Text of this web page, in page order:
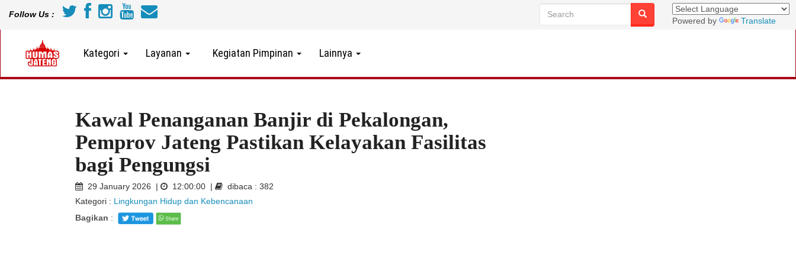
Follow Us :
Powered by Translate
Kategori Layanan Kegiatan Pimpinan Lainnya
Kawal Penanganan Banjir di Pekalongan,
Pemprov Jateng Pastikan Kelayakan Fasilitas
bagi Pengungsi
29 January 2026 | 12:00:00 |
dibaca : 382
Kategori : Lingkungan Hidup dan Kebencanaan
Bagikan :